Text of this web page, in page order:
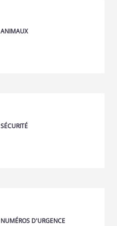
ANIMAUX
SÉCURITÉ
NUMÉROS D'URGENCE